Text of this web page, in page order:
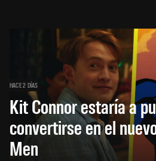
HACE 2 DÍAS
Kit Connor estaría a
convertirse en el
Men